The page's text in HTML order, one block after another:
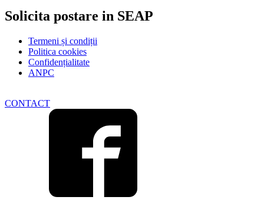
Solicita postare in SEAP
Termeni și condiții
Politica cookies
Confidențialitate
ANPC
CONTACT